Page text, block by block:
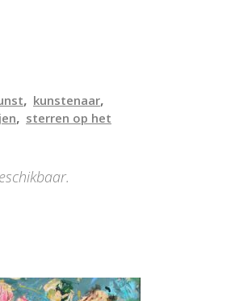
, kunstenaar,
, sterren op het